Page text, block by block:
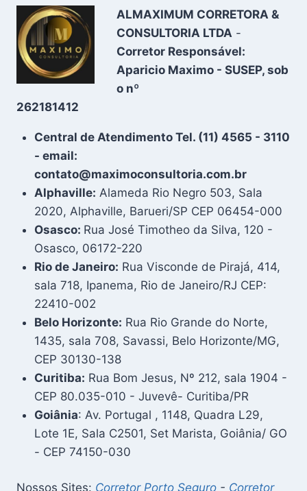
ALMAXIMUM CORRETORA &
CONSULTORIA LTDA -
Corretor Responsável:
Aparicio Maximo - SUSEP, sob
o nº
262181412
Central de Atendimento Tel. (11) 4565 - 3110
- email:
contato@maximoconsultoria.com.br
Alphaville: Alameda Rio Negro 503, Sala
2020, Alphaville, Barueri/SP CEP 06454-000
Osasco: Rua José Timotheo da Silva, 120 -
Osasco, 06172-220
Rio de Janeiro: Rua Visconde de Pirajá, 414,
sala 718, Ipanema, Rio de Janeiro/RJ CEP:
22410-002
Belo Horizonte: Rua Rio Grande do Norte,
1435, sala 708, Savassi, Belo Horizonte/MG,
CEP 30130-138
Curitiba: Rua Bom Jesus, Nº 212, sala 1904 -
CEP 80.035-010 - Juvevê- Curitiba/PR
Goiânia: Av. Portugal , 1148, Quadra L29,
Lote 1E, Sala C2501, Set Marista, Goiânia/ GO
- CEP 74150-030
Nossos Sites: Corretor Porto Seguro - Corretor